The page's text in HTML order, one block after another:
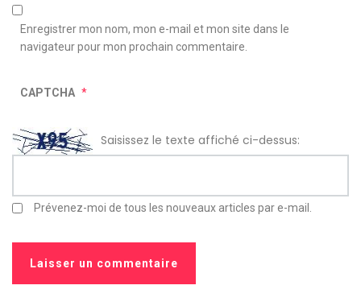
Enregistrer mon nom, mon e-mail et mon site dans le
navigateur pour mon prochain commentaire.
CAPTCHA *
Saisissez le texte affiché ci-dessus:
Prévenez-moi de tous les nouveaux articles par e-mail.